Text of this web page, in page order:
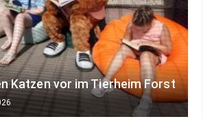
Katzen vor im Tierheim Forst